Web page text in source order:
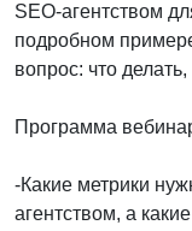
SEO-агентством
подробном
вопрос: что
Программа
-Какие метрики
агентством, а